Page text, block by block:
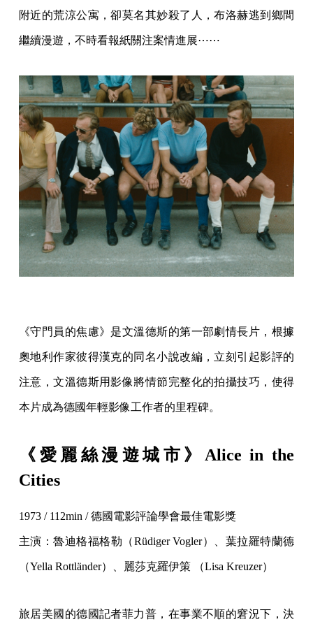
附近的荒涼公寓，卻莫名其妙殺了人，布洛赫逃到鄉間
繼續漫遊，不時看報紙關注案情進展⋯⋯
《守門員的焦慮》是文溫德斯的第一部劇情長片，根據
奧地利作家彼得漢克的同名小說改編，立刻引起影評的
注意，文溫德斯用影像將情節完整化的拍攝技巧，使得
本片成為德國年輕影像工作者的里程碑。
《愛麗絲漫遊城市》Alice in the
Cities
1973 / 112min / 德國電影評論學會最佳電影獎
主演：魯迪格福格勒（Rüdiger Vogler）、葉拉羅特蘭德
（Yella Rottländer）、麗莎克羅伊策 （Lisa Kreuzer）
旅居美國的德國記者菲力普，在事業不順的窘況下，決